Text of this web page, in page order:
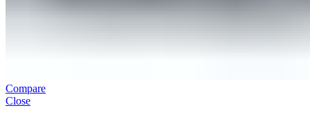
Compare
Close